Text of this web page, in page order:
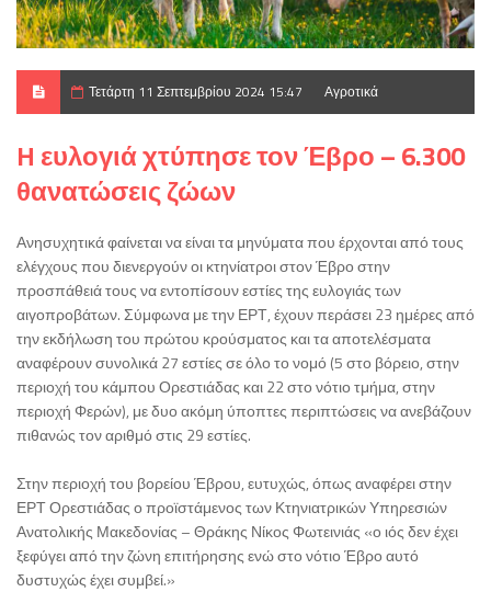
Τετάρτη 11 Σεπτεμβρίου 2024 15:47 Αγροτικά
H ευλογιά χτύπησε τον Έβρο – 6.300
θανατώσεις ζώων
Ανησυχητικά φαίνεται να είναι τα μηνύματα που έρχονται από τους
ελέγχους που διενεργούν οι κτηνίατροι στον Έβρο στην
προσπάθειά τους να εντοπίσουν εστίες της ευλογιάς των
αιγοπροβάτων. Σύμφωνα με την ΕΡΤ, έχουν περάσει 23 ημέρες από
την εκδήλωση του πρώτου κρούσματος και τα αποτελέσματα
αναφέρουν συνολικά 27 εστίες σε όλο το νομό (5 στο βόρειο, στην
περιοχή του κάμπου Ορεστιάδας και 22 στο νότιο τμήμα, στην
περιοχή Φερών), με δυο ακόμη ύποπτες περιπτώσεις να ανεβάζουν
πιθανώς τον αριθμό στις 29 εστίες.
Στην περιοχή του βορείου Έβρου, ευτυχώς, όπως αναφέρει στην
ΕΡΤ Ορεστιάδας ο προϊστάμενος των Κτηνιατρικών Υπηρεσιών
Ανατολικής Μακεδονίας – Θράκης Νίκος Φωτεινιάς «ο ιός δεν έχει
ξεφύγει από την ζώνη επιτήρησης ενώ στο νότιο Έβρο αυτό
δυστυχώς έχει συμβεί.»